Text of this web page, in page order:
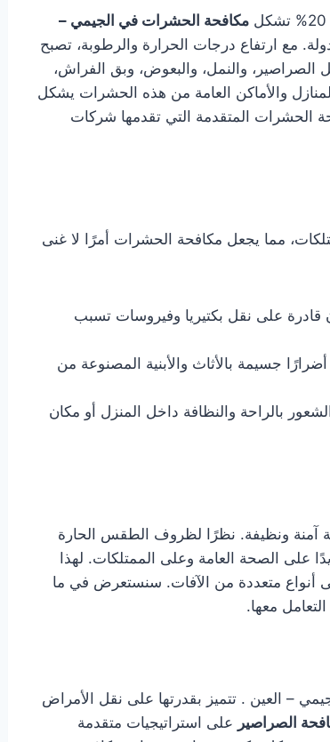
مكافحة الحشرات في الجيمي –
مع ارتفاع درجات الحرارة والرطوبة، تصبح
الصراصير، والنمل، والبعوض، وبق الفراش،
والأماكن العامة من هذه الحشرات يشكل
الحشرات المتقدمة التي تقدمها شركات
مما يجعل مكافحة الحشرات أمرًا لا غنى
قادرة على نقل بكتيريا وفيروسات تسبب
جسيمة بالأثاث والأبنية المصنوعة من
بالراحة والنظافة داخل المنزل أو مكان
آمنة ونظيفة. نظرًا لظروف الطقس الحارة
على الصحة العامة وعلى الممتلكات. لهذا
أنواع متعددة من الآفات. سنستعرض في ما
معها.
– العين . تتميز بقدرتها على نقل الأمراض
الصراصير على استراتيجيات متقدمة